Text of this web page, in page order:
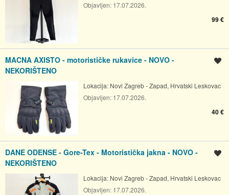
Objavljen: 17.07.2026.
99 €
MACNA AXISTO - motorističke rukavice - NOVO -
NEKORIŠTENO
Lokacija: Novi Zagreb - Zapad, Hrvatski Leskovac
Objavljen: 17.07.2026.
40 €
DANE ODENSE - Gore-Tex - Motoristička jakna - NOVO -
NEKORIŠTENO
Lokacija: Novi Zagreb - Zapad, Hrvatski Leskovac
Objavljen: 17.07.2026.